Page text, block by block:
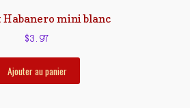
mini blanc
$3.97
Ajouter au panier